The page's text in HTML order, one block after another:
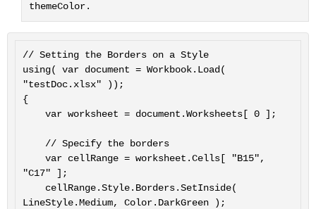
themeColor.
// Setting the Borders on a Style
using( var document = Workbook.Load(
"testDoc.xlsx" ));
{
"C17" ];
LineStyle.Medium, Color.DarkGreen );